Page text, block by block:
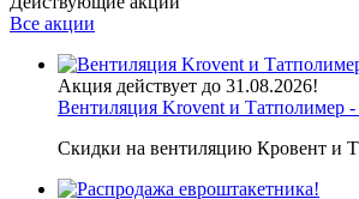
Все акции
Акция действует до 31.08.2026!
Вентиляция Krovent и Татполимер -
Скидки на вентиляцию Кровент и